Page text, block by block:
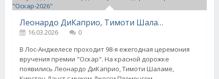
Леонардо ДиКаприо, Тимоти Шаламе, Кирстен Данст, Энн Хэтэуэй, Джейкоб Элорди на красной дорожке премии "Оскар-2026"
16.03.2026
0
В Лос-Анджелесе проходит 98-я ежегодная церемония
вручения премии "Оскар". На красной дорожке
появились Леонардо ДиКаприо, Тимоти Шаламе,